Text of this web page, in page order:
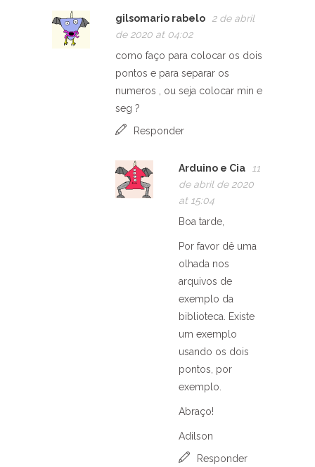
gilsomario rabelo
2 de abril
de 2020 at 04:02
como faço para colocar os dois
pontos e para separar os
numeros , ou seja colocar min e
seg ?
Responder
Arduino e Cia
11
de abril de 2020
at 15:04
Boa tarde,
Por favor dê uma
olhada nos
arquivos de
exemplo da
biblioteca. Existe
um exemplo
usando os dois
pontos, por
exemplo.
Abraço!
Adilson
Responder